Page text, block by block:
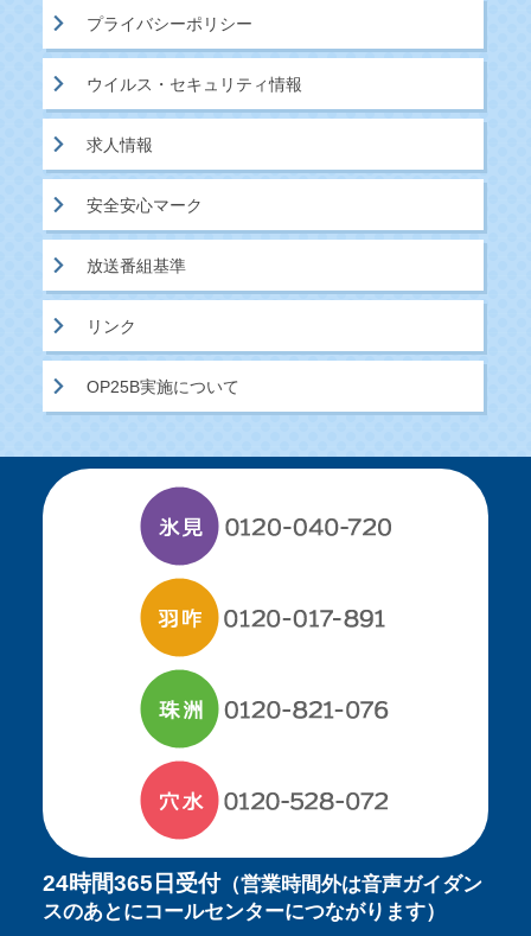
プライバシーポリシー
ウイルス・セキュリティ情報
求人情報
安全安心マーク
放送番組基準
リンク
OP25B実施について
24時間365日受付（営業時間外は音声ガイダン
スのあとにコールセンターにつながります）